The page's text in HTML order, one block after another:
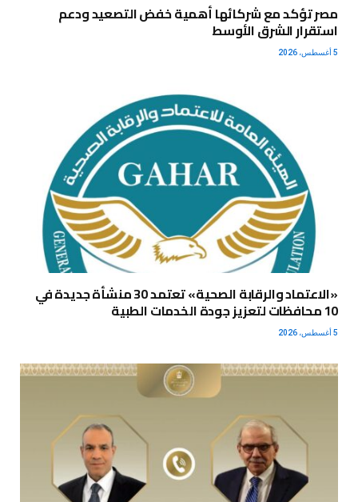
مصر تؤكد مع شركائها أهمية خفض التصعيد ودعم
استقرار الشرق الأوسط
5 أغسطس، 2026
«الاعتماد والرقابة الصحية» تعتمد 30 منشأة جديدة في
10 محافظات لتعزيز جودة الخدمات الطبية
5 أغسطس، 2026